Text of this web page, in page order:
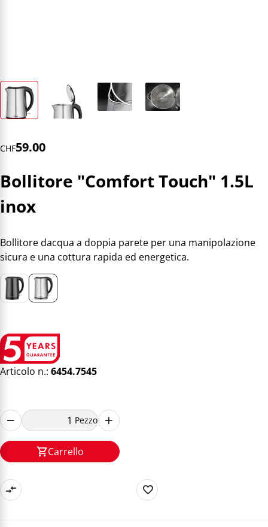
CHF59.00
Bollitore "Comfort Touch" 1.5L
inox
Bollitore dacqua a doppia parete per una manipolazione
sicura e una cottura rapida ed energetica.
Articolo n.: 6454.7545
Pezzo
Carrello